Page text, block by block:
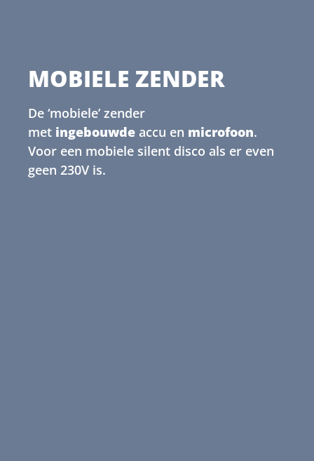
MOBIELE ZENDER
De ‘mobiele’ zender
met ingebouwde accu en microfoon.
Voor een mobiele silent disco als er even
geen 230V is.